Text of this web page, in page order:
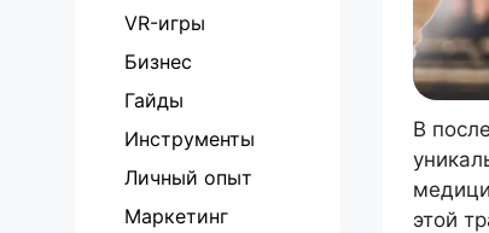
В
этой
VR-игры
Бизнес
Гайды
Инструменты
Личный опыт
Маркетинг